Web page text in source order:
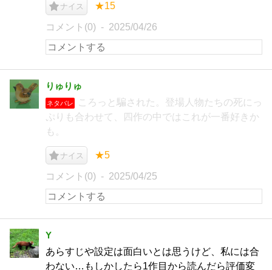
ナイス ★15
コメント(0) 2025/04/26
りゅりゅ
ネタバレ
ころっと騙された。登場人物たちの死にっ
ぷりも合わせて、四作の中ではこれが一番好きか
も。
ナイス ★5
コメント(0) 2025/04/25
Y
あらすじや設定は面白いとは思うけど、私には合
わない…もしかしたら1作目から読んだら評価変